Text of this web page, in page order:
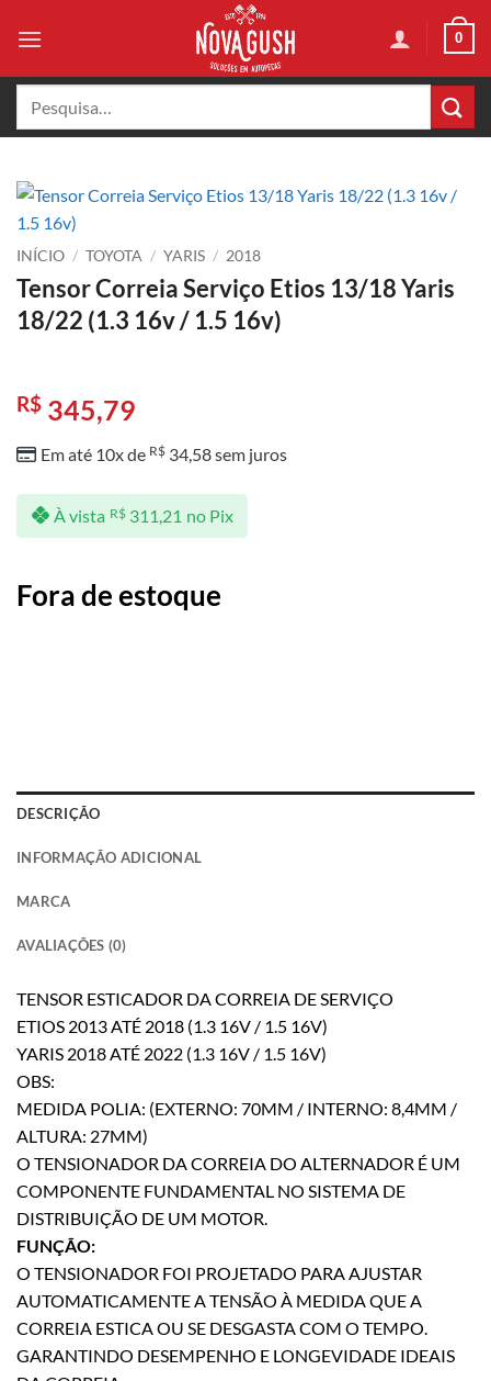
0
INÍCIO / TOYOTA / YARIS / 2018
Tensor Correia Serviço Etios 13/18 Yaris
18/22 (1.3 16v / 1.5 16v)
R$ 345,79
Em até 10x de R$ 34,58sem juros
À vista R$311,21 no Pix
Fora de estoque
DESCRIÇÃO
INFORMAÇÃO ADICIONAL
MARCA
AVALIAÇÕES (0)
TENSOR ESTICADOR DA CORREIA DE SERVIÇO
ETIOS 2013 ATÉ 2018 (1.3 16V / 1.5 16V)
YARIS 2018 ATÉ 2022 (1.3 16V / 1.5 16V)
OBS:
MEDIDA POLIA: (EXTERNO: 70MM / INTERNO: 8,4MM /
ALTURA: 27MM)
O TENSIONADOR DA CORREIA DO ALTERNADOR É UM
COMPONENTE FUNDAMENTAL NO SISTEMA DE
DISTRIBUIÇÃO DE UM MOTOR.
FUNÇÃO:
O TENSIONADOR FOI PROJETADO PARA AJUSTAR
AUTOMATICAMENTE A TENSÃO À MEDIDA QUE A
CORREIA ESTICA OU SE DESGASTA COM O TEMPO.
GARANTINDO DESEMPENHO E LONGEVIDADE IDEAIS